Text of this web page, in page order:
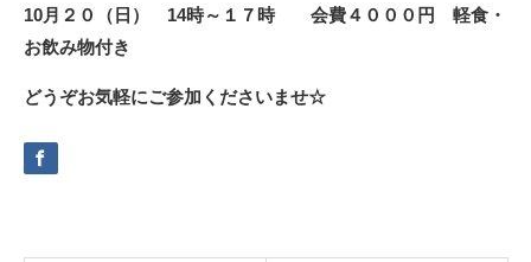
10月２０（日） 14時～１７時 会費４０００円 軽食・
お飲み物付き
どうぞお気軽にご参加くださいませ☆